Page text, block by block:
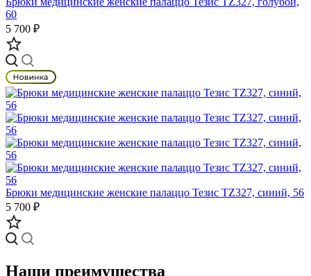
60
5 700 ₽
Брюки медицинские женские палаццо Тезис TZ327, синий, 56
5 700 ₽
Наши преимущества